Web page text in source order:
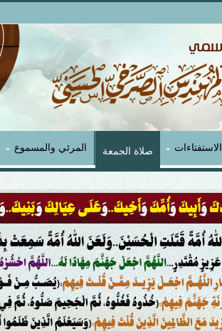
الاستفتاءات صلاة الجمعة المرئي والمسموع